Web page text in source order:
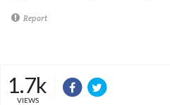
Report
1.7k
VIEWS